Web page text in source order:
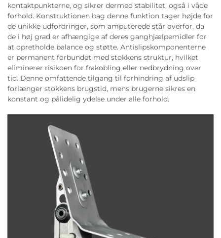
kontaktpunkterne, og sikrer dermed stabilitet, også i våde
forhold. Konstruktionen bag denne funktion tager højde for
de unikke udfordringer, som amputerede står overfor, da
de i høj grad er afhængige af deres ganghjælpemidler for
at opretholde balance og støtte. Antislipskomponenterne
er permanent forbundet med stokkens struktur, hvilket
eliminerer risikoen for frakobling eller nedbrydning over
tid. Denne omfattende tilgang til forhindring af udslip
forlænger stokkens brugstid, mens brugerne sikres en
konstant og pålidelig ydelse under alle forhold.